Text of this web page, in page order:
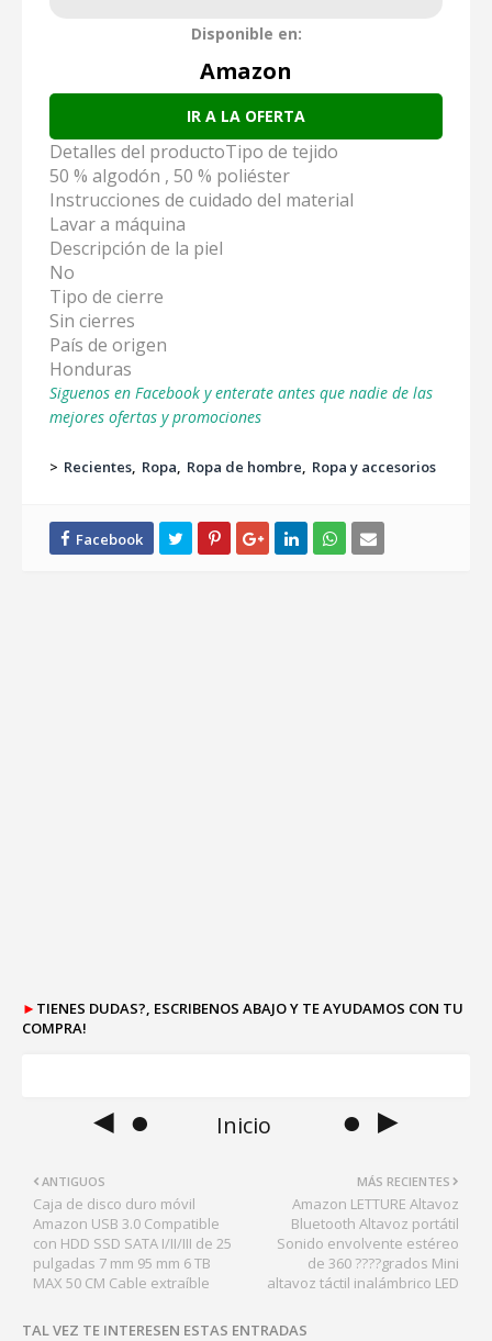
Disponible en:
Amazon
IR A LA OFERTA
Detalles del productoTipo de tejido
50 % algodón , 50 % poliéster
Instrucciones de cuidado del material
Lavar a máquina
Descripción de la piel
No
Tipo de cierre
Sin cierres
País de origen
Honduras
Siguenos en Facebook y enterate antes que nadie de las
mejores ofertas y promociones
> Recientes Ropa Ropa de hombre Ropa y accesorios
► TIENES DUDAS?, ESCRIBENOS ABAJO Y TE AYUDAMOS CON TU
COMPRA!
◄ ● Inicio ● ►
MÁS RECIENTES
Amazon LETTURE Altavoz
Bluetooth Altavoz portátil
Sonido envolvente estéreo
de 360 ????grados Mini
altavoz táctil inalámbrico LED
ANTIGUOS
Caja de disco duro móvil
Amazon USB 3.0 Compatible
con HDD SSD SATA I/II/III de 25
pulgadas 7 mm 95 mm 6 TB
MAX 50 CM Cable extraíble
TAL VEZ TE INTERESEN ESTAS ENTRADAS